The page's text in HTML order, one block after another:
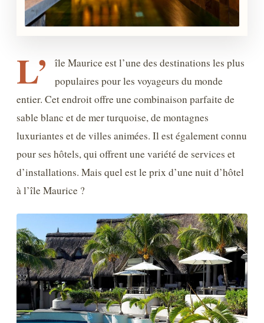
L’
île Maurice est l’une des destinations les plus
populaires pour les voyageurs du monde
entier. Cet endroit offre une combinaison parfaite de
sable blanc et de mer turquoise, de montagnes
luxuriantes et de villes animées. Il est également connu
pour ses hôtels, qui offrent une variété de services et
d’installations. Mais quel est le prix d’une nuit d’hôtel
à l’île Maurice ?